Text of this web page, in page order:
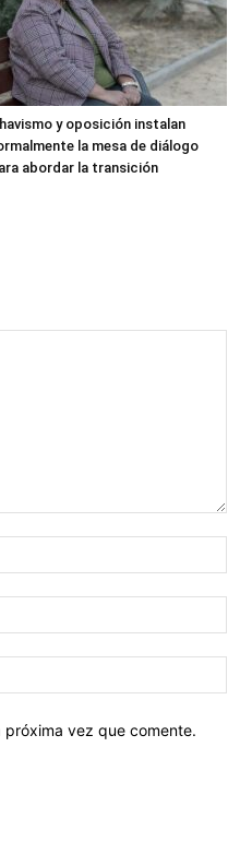
y oposición instalan
la mesa de diálogo
abordar la transición
vez que comente.